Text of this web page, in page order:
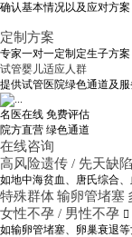
确认基本情况以及应对方案
定制方案
专家一对一定制定生子方案
试管婴儿适应人群
提供试管医院绿色通道及
名医在线 免费评估
院方直营 绿色通道
在线咨询
高风险遗传 / 先天缺陷
如地中海贫血、唐氏综合
特殊群体输卵管堵塞
女性不孕 / 男性不孕 
如输卵管堵塞、卵巢衰退